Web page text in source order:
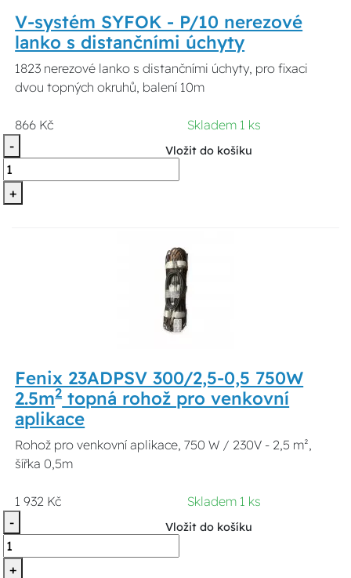
V-systém SYFOK - P/10 nerezové
lanko s distančními úchyty
1823 nerezové lanko s distančními úchyty, pro fixaci
dvou topných okruhů, balení 10m
866 Kč
Skladem 1 ks
-
+
Vložit do košíku
Fenix 23ADPSV 300/2,5-0,5 750W
2.5m2topná rohož pro venkovní
aplikace
Rohož pro venkovní aplikace, 750 W / 230V - 2,5 m²,
šířka 0,5m
1 932 Kč
Skladem 1 ks
-
+
Vložit do košíku